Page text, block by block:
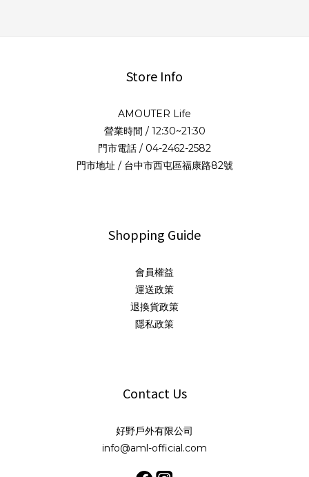
Store Info
AMOUTER Life
營業時間 / 12:30~21:30
門市電話 / 04-2462-2582
門市地址 / 台中市西屯區福康路82號
Shopping Guide
會員權益
運送政策
退換貨政策
隱私政策
Contact Us
好野戶外有限公司
info@aml-official.com